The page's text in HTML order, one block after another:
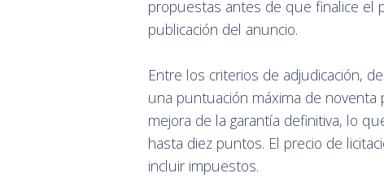
propuestas antes de que finalice el
publicación del anuncio.
Entre los criterios de adjudicación,
una puntuación máxima de noventa
mejora de la garantía definitiva, lo
hasta diez puntos. El precio de
incluir impuestos.